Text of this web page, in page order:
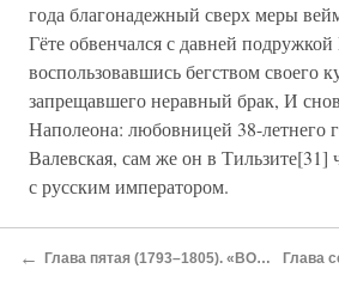
года благонадежный сверх меры
Гёте обвенчался с давней
воспользовавшись бегством своего
запрещавшего неравный брак, И
Наполеона: любовницей 38-летнего
Валевская, сам же он в Тильзите[31]
с русским императором.
Внешне все казалось обычным, но
цинизма свидетельствовало об
← Глава пятая (1793–1805). «ВОЛЬТАИЧЕСКИЙ ФУРОР»